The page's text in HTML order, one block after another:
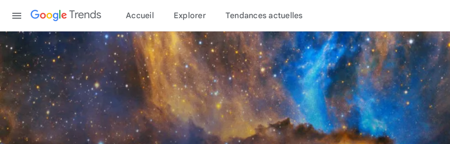
Trends Accueil Explorer Tendances actuelles